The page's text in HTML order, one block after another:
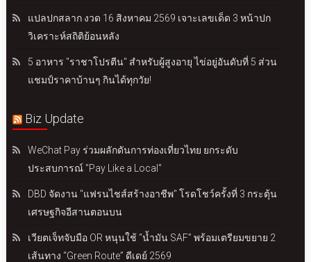
แปลปกสลาก งวด 16 สิงหาคม 2569 เจาะเลขเด็ด 3 หน้าปก
วิเคราะห์สถิติย้อนหลัง
5 อาหาร "ราชาโปรตีน" สำหรับผู้สูงอายุ ไข่อยู่อันดับที่ 5 ส่วน
แชมป์ราคาบ้านๆ กินได้ทุกวัย!
Biz Update
WeChat Pay ร่วมผลักดันการท่องเที่ยวไทย ยกระดับ
ประสบการณ์ "Pay Like a Local"
DBD จัดงาน "แฟรนไชส์สร้างอาชีพ" โรดโชว์ครั้งที่ 3 กระตุ้น
เศรษฐกิจอีสานตอนบน
เวียตเจ็ทจับมือ OR หนุนใช้ “น้ำมัน SAF” พร้อมเตรียมขยาย 2
เส้นทาง “Green Route” ดีเดย์ 2569